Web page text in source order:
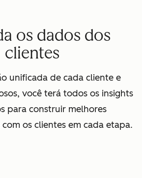
os dados dos
clientes
unificada de cada cliente e
você terá todos os insights
para construir melhores
os clientes em cada etapa.